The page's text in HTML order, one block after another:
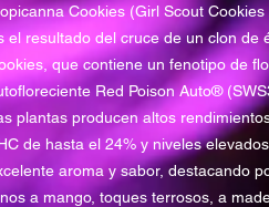
Cookies (Girl Scout Cookies
el resultado del cruce de un clon de
que contiene un fenotipo de
Red Poison Auto®
plantas producen altos
de hasta el 24% y niveles
aroma y sabor, destacando
a mango, toques terrosos, a